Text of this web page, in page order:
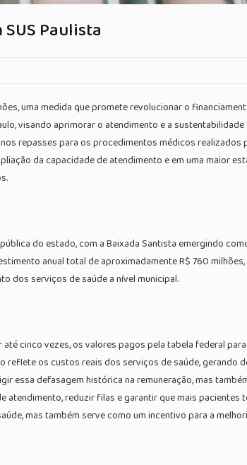
Paulista
uma medida que promete revolucionar o
visando aprimorar o atendimento e a
repasses para os procedimentos médicos realizados
da capacidade de atendimento e em uma maior
do estado, com a Baixada Santista emergindo
anual total de aproximadamente R$ 760
dos serviços de saúde a nível municipal.
cinco vezes, os valores pagos pela tabela federal
reflete os custos reais dos serviços de saúde,
essa defasagem histórica na remuneração, mas
reduzir filas e garantir que mais pacientes
mas também serve como um incentivo para a